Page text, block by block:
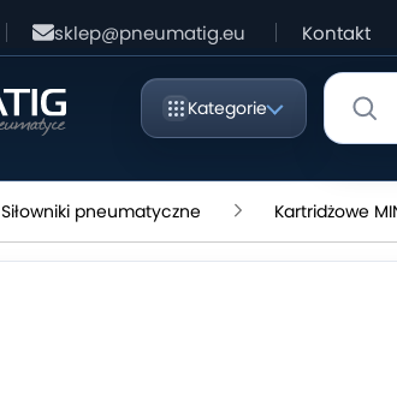
sklep@pneumatig.eu Kontakt
Kategorie
Siłowniki pneumatyczne Kartridżowe